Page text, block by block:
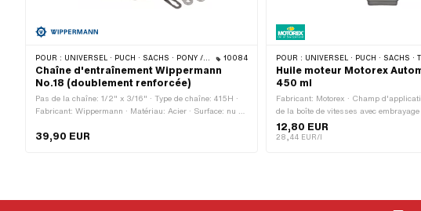
POUR : UNIVERSEL · PUCH · SACHS · PONY / CILO (BÊTA 521 & 512) · ZÜNDAPP BELMONDO · TOMOS · BYE BIKE · CILO 10084
Chaîne d'entraînement Wippermann
No.18 (doublement renforcée)
Pas de la chaîne: 1/2" x 3/16" · Type de chaîne: 415H ·
Fabricant: Wippermann · Matériau: Acier · Surface: nu /
Circonférence de roulement: 1448 mm · Type de cadenas
39,90 EUR
POUR : UNIVERSEL · PUCH · SACHS · TOMOS ·
Huile moteur Motorex
450 ml
Fabricant: Motorex · Champ
de la boîte de vitesses avec
ml · Type de transmission: Automate ·
température (min.): -45 - 200 °C ·
12,80 EUR
28,44 EUR/l